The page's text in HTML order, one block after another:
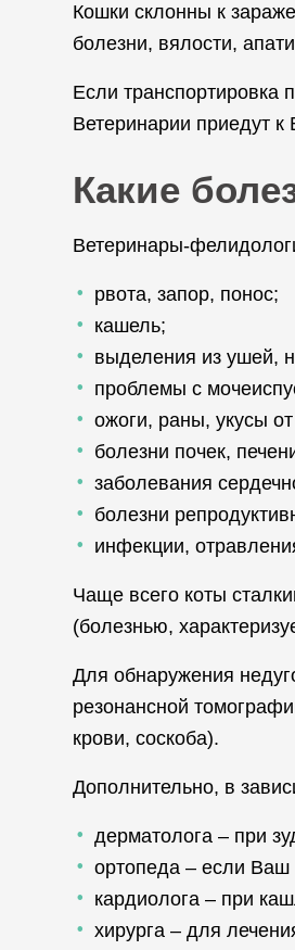
Кошки склонны к
болезни, вялости,
Если транспортировка
Ветеринарии приедут
Какие
Ветеринары-
рвота, запор, понос;
кашель;
выделения из ушей,
проблемы с
ожоги, раны, укусы
болезни почек,
заболевания
болезни
инфекции,
Чаще всего коты
(болезнью,
Для обнаружения
резонансной
крови, соскоба).
Дополнительно, в
дерматолога – при
ортопеда – если Ваш
кардиолога – при
хирурга – для